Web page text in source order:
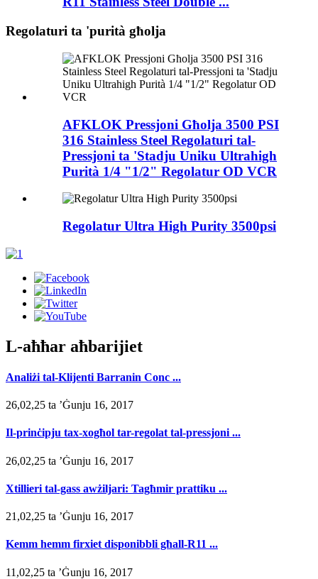
Regolaturi ta 'purità għolja
AFKLOK Pressjoni Għolja 3500 PSI
316 Stainless Steel Regolaturi tal-
Pressjoni ta 'Stadju Uniku Ultrahigh
Purità 1/4 "1/2" Regolatur OD VCR
Regolatur Ultra High Purity 3500psi
L-aħħar aħbarijiet
Analiżi tal-Klijenti Barranin Conc ...
26,02,25 ta ’Ġunju 16, 2017
Il-prinċipju tax-xogħol tar-regolat tal-pressjoni ...
26,02,25 ta ’Ġunju 16, 2017
Xtillieri tal-gass awżiljari: Tagħmir prattiku ...
21,02,25 ta ’Ġunju 16, 2017
Kemm hemm firxiet disponibbli għall-R11 ...
11,02,25 ta ’Ġunju 16, 2017